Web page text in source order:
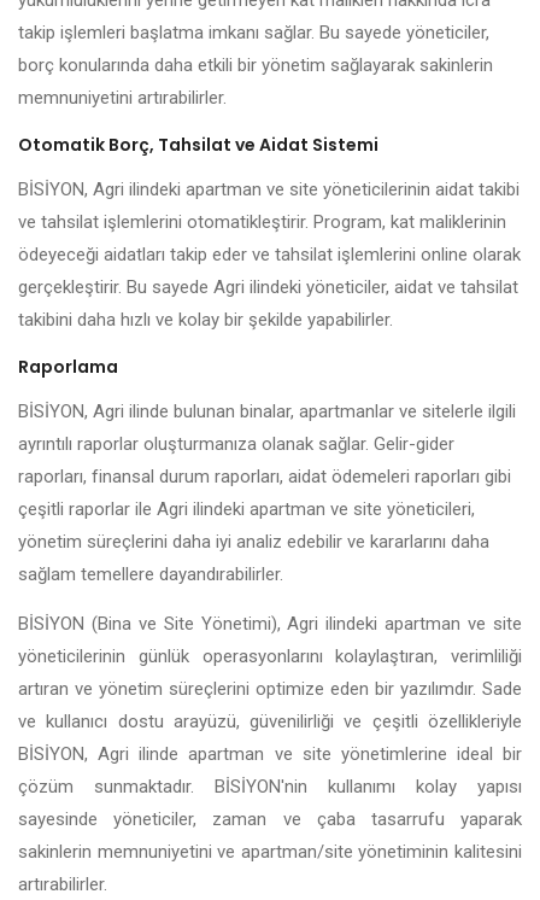
takip işlemleri başlatma imkanı sağlar. Bu sayede yöneticiler,
borç konularında daha etkili bir yönetim sağlayarak sakinlerin
memnuniyetini artırabilirler.
Otomatik Borç, Tahsilat ve Aidat Sistemi
BİSİYON, Agri ilindeki apartman ve site yöneticilerinin aidat takibi
ve tahsilat işlemlerini otomatikleştirir. Program, kat maliklerinin
ödeyeceği aidatları takip eder ve tahsilat işlemlerini online olarak
gerçekleştirir. Bu sayede Agri ilindeki yöneticiler, aidat ve tahsilat
takibini daha hızlı ve kolay bir şekilde yapabilirler.
Raporlama
BİSİYON, Agri ilinde bulunan binalar, apartmanlar ve sitelerle ilgili
ayrıntılı raporlar oluşturmanıza olanak sağlar. Gelir-gider
raporları, finansal durum raporları, aidat ödemeleri raporları gibi
çeşitli raporlar ile Agri ilindeki apartman ve site yöneticileri,
yönetim süreçlerini daha iyi analiz edebilir ve kararlarını daha
sağlam temellere dayandırabilirler.
BİSİYON (Bina ve Site Yönetimi), Agri ilindeki apartman ve site
yöneticilerinin günlük operasyonlarını kolaylaştıran, verimliliği
artıran ve yönetim süreçlerini optimize eden bir yazılımdır. Sade
ve kullanıcı dostu arayüzü, güvenilirliği ve çeşitli özellikleriyle
BİSİYON, Agri ilinde apartman ve site yönetimlerine ideal bir
çözüm sunmaktadır. BİSİYON'nin kullanımı kolay yapısı
sayesinde yöneticiler, zaman ve çaba tasarrufu yaparak
sakinlerin memnuniyetini ve apartman/site yönetiminin kalitesini
artırabilirler.